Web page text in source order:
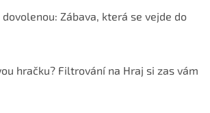
Zábava, která se vejde do
hračku? Filtrování na Hraj si zas vám